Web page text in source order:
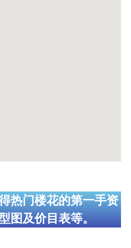
热门楼花的第一手资
图及价目表等。